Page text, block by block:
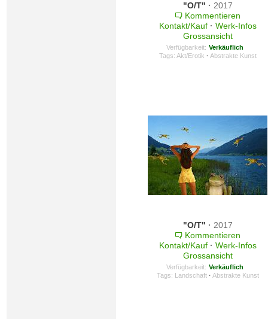
"O/T" · 2017
Kommentieren
Kontakt/Kauf · Werk-Infos
Grossansicht
Verfügbarkeit: Verkäuflich
Tags: Akt/Erotik · Abstrakte Kunst
"O/T" · 2017
Kommentieren
Kontakt/Kauf · Werk-Infos
Grossansicht
Verfügbarkeit: Verkäuflich
Tags: Landschaft · Abstrakte Kunst